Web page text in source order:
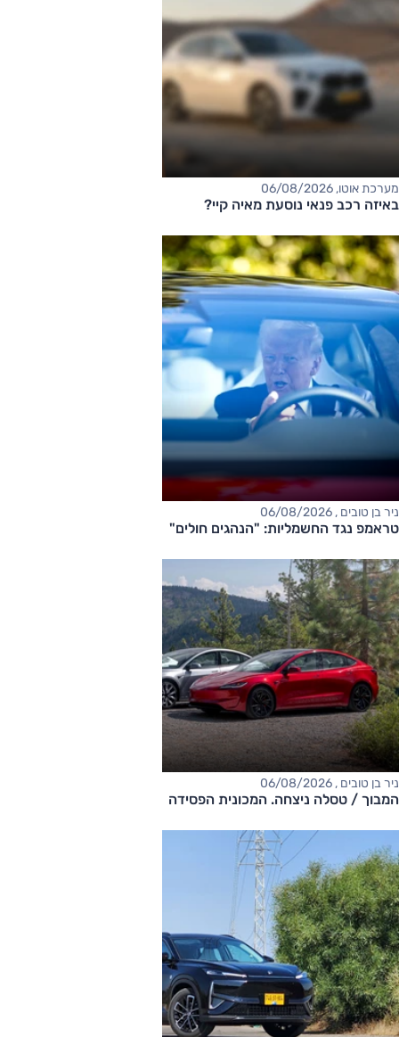
מערכת אוטו, 06/08/2026
באיזה רכב פנאי נוסעת מאיה קיי?
ניר בן טובים , 06/08/2026
טראמפ נגד החשמליות: "הנהגים חולים"
ניר בן טובים , 06/08/2026
המבוך / טסלה ניצחה. המכונית הפסידה